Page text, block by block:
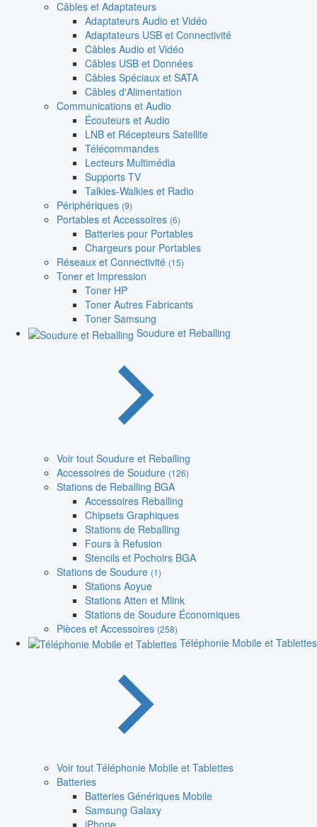
Câbles et Adaptateurs
Adaptateurs Audio et Vidéo
Adaptateurs USB et Connectivité
Câbles Audio et Vidéo
Câbles USB et Données
Câbles Spéciaux et SATA
Câbles d'Alimentation
Communications et Audio
Écouteurs et Audio
LNB et Récepteurs Satellite
Télécommandes
Lecteurs Multimédia
Supports TV
Talkies-Walkies et Radio
Périphériques (9)
Portables et Accessoires (6)
Batteries pour Portables
Chargeurs pour Portables
Réseaux et Connectivité (15)
Toner et Impression
Toner HP
Toner Autres Fabricants
Toner Samsung
Soudure et Reballing
Voir tout Soudure et Reballing
Accessoires de Soudure (126)
Stations de Reballing BGA
Accessoires Reballing
Chipsets Graphiques
Stations de Reballing
Fours à Refusion
Stencils et Pochoirs BGA
Stations de Soudure (1)
Stations Aoyue
Stations Atten et Mlink
Stations de Soudure Économiques
Pièces et Accessoires (258)
Téléphonie Mobile et Tablettes
Voir tout Téléphonie Mobile et Tablettes
Batteries
Batteries Génériques Mobile
Samsung Galaxy
iPhone